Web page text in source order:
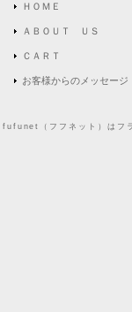
ＨＯＭＥ
ＡＢＯＵＴ ＵＳ
ＣＡＲＴ
お客様からのメッセージ
fufunet（フフネット）はフ